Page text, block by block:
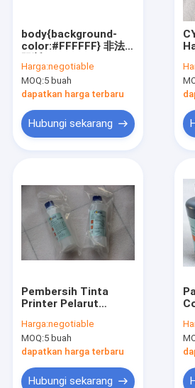
Produk
Tentang kami
Tur Pabrik
Permintaan Penawaran
body{background-
color:#FFFFFF} 非法
window.onload =
function () {
}
Harga:negotiable
MOQ:5 buah
dapatkan harga terbaru
Hubungi sekarang
Pembersih Tinta
Printer Pelarut
Ink Cleaner
Harga:negotiable
MOQ:5 buah
dapatkan harga terbaru
Hubungi sekarang